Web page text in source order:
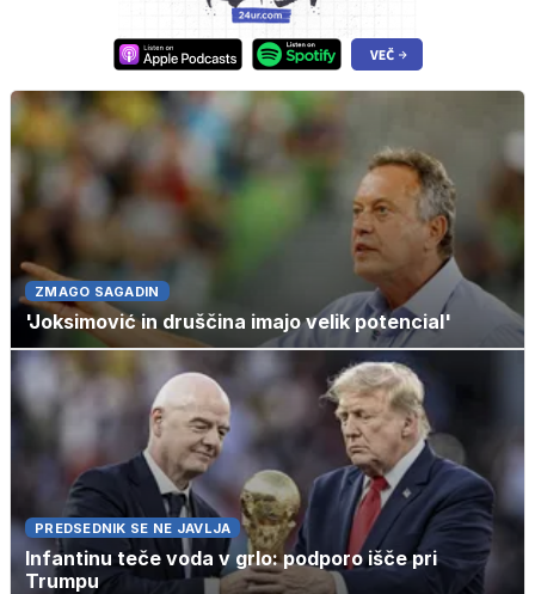
ZMAGO SAGADIN
'Joksimović in druščina imajo velik potencial'
PREDSEDNIK SE NE JAVLJA
Infantinu teče voda v grlo: podporo išče pri
Trumpu